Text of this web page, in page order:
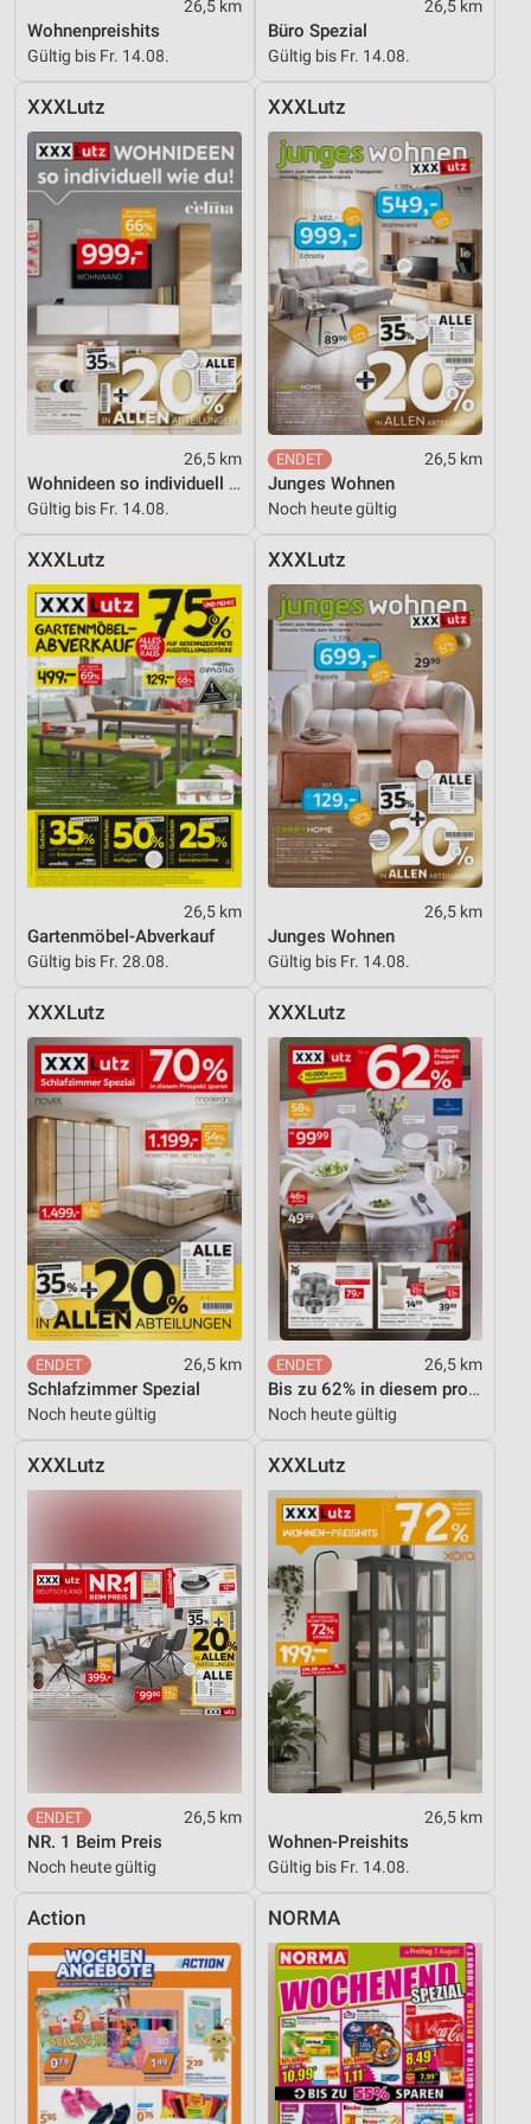
26,5 km
Wohnenpreishits
Gültig bis Fr. 14.08.
26,5 km
Büro Spezial
Gültig bis Fr. 14.08.
XXXLutz
26,5 km
Wohnideen so individuell wie du!
Gültig bis Fr. 14.08.
XXXLutz
26,5 km
Junges Wohnen
Noch heute gültig
XXXLutz
26,5 km
Gartenmöbel-Abverkauf
Gültig bis Fr. 28.08.
XXXLutz
26,5 km
Junges Wohnen
Gültig bis Fr. 14.08.
XXXLutz
26,5 km
Schlafzimmer Spezial
Noch heute gültig
XXXLutz
26,5 km
Bis zu 62% in diesem prospekt
Noch heute gültig
XXXLutz
26,5 km
NR. 1 Beim Preis
Noch heute gültig
XXXLutz
26,5 km
Wohnen-Preishits
Gültig bis Fr. 14.08.
Action NORMA
Werbung